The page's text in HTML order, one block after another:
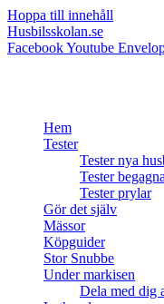
Hoppa till innehåll
Husbilsskolan.se
FacebookYoutube
Hem
Tester
Tester nya
Tester
Tester prylar
Gör det själv
Mässor
Köpguider
Stor Snubbe
Under markisen
Dela med dig